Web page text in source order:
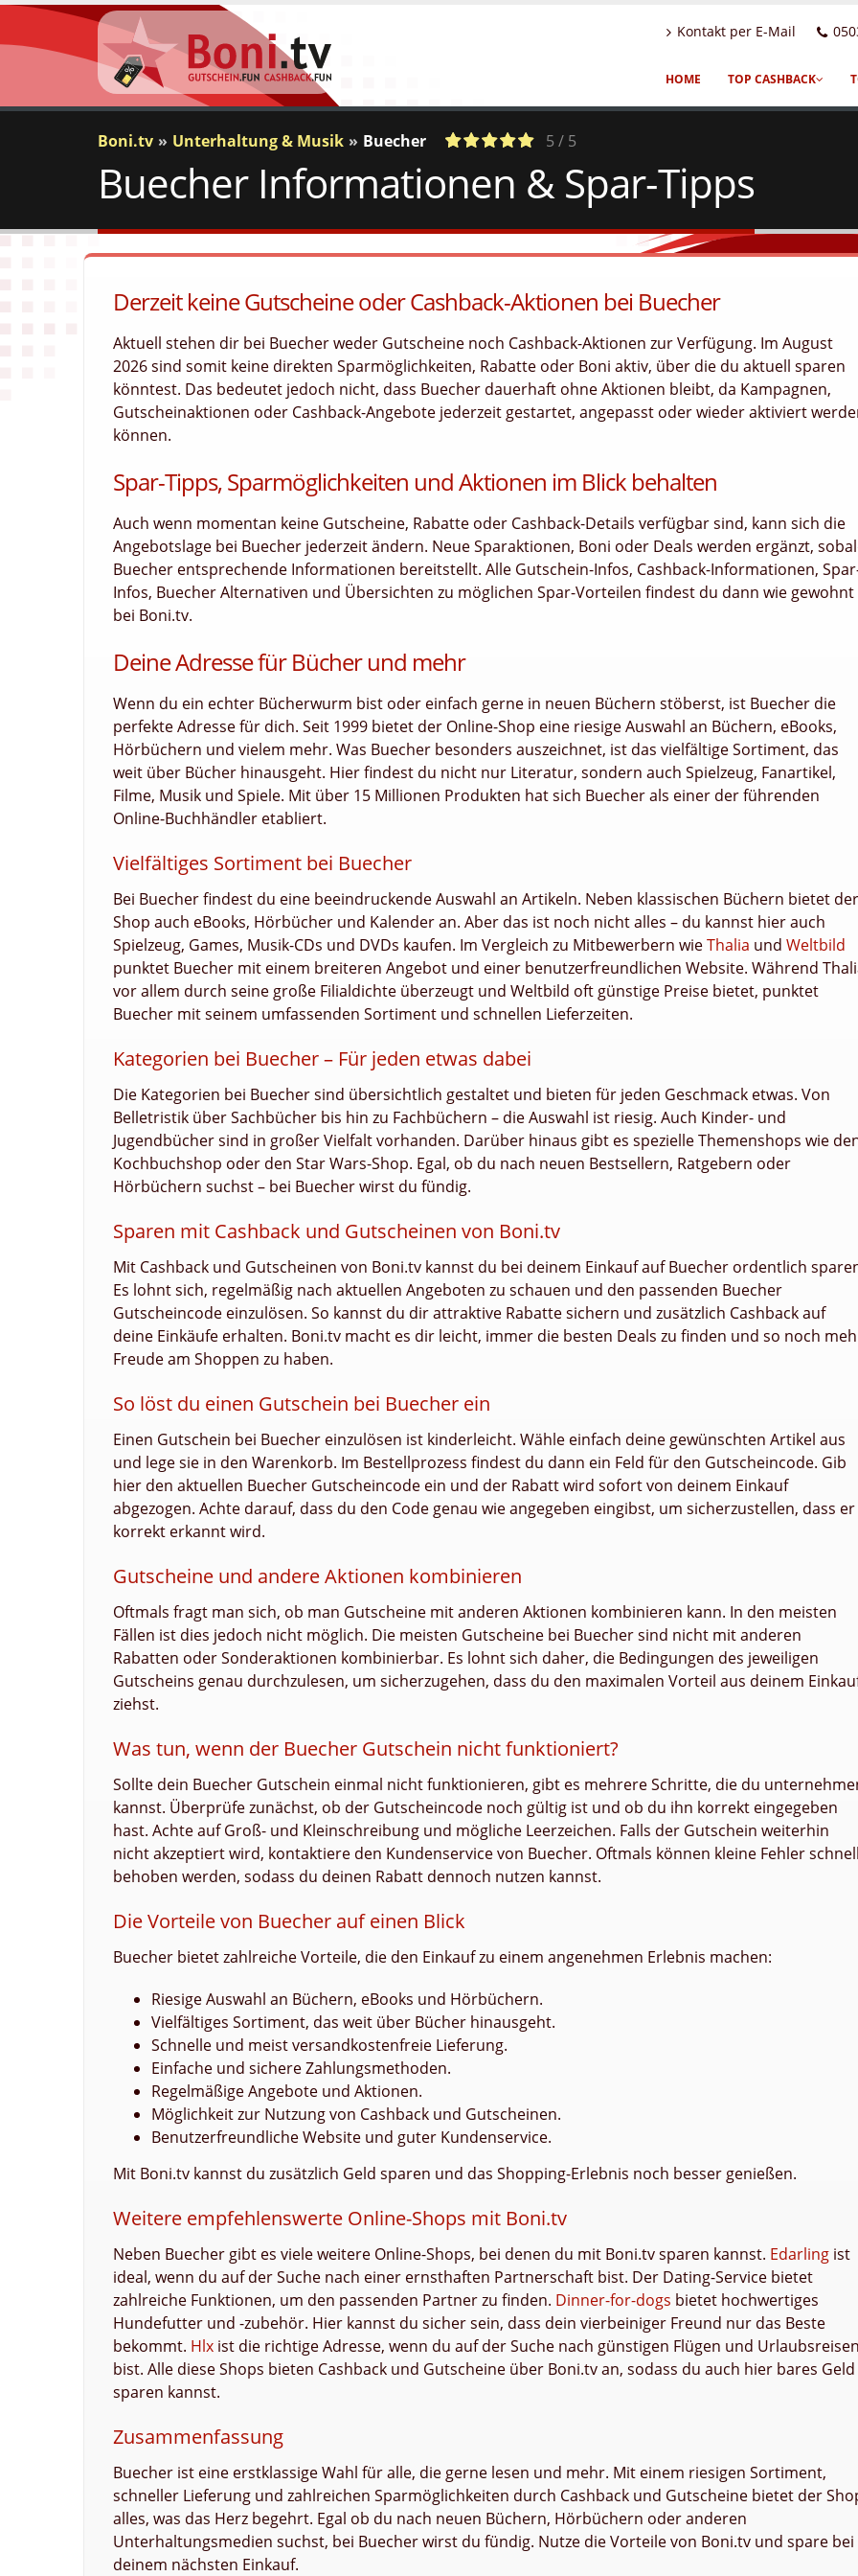
Kontakt per E-Mail
HOME TOP CASHBACK
Boni.tv Unterhaltung & Musik Buecher 5 / 5
Buecher Informationen & Spar-Tipps
Derzeit keine Gutscheine oder Cashback-Aktionen bei Buecher
Aktuell stehen dir bei Buecher weder Gutscheine noch Cashback-Aktionen zur Verfügung. Im August
2026 sind somit keine direkten Sparmöglichkeiten, Rabatte oder Boni aktiv, über die du aktuell sparen
könntest. Das bedeutet jedoch nicht, dass Buecher dauerhaft ohne Aktionen bleibt, da Kampagnen,
Gutscheinaktionen oder Cashback-Angebote jederzeit gestartet, angepasst oder wieder aktiviert
können.
Spar-Tipps, Sparmöglichkeiten und Aktionen im Blick behalten
Auch wenn momentan keine Gutscheine, Rabatte oder Cashback-Details verfügbar sind, kann sich die
Angebotslage bei Buecher jederzeit ändern. Neue Sparaktionen, Boni oder Deals werden ergänzt,
Buecher entsprechende Informationen bereitstellt. Alle Gutschein-Infos, Cashback-Informationen,
Infos, Buecher Alternativen und Übersichten zu möglichen Spar-Vorteilen findest du dann wie gewohnt
bei Boni.tv.
Deine Adresse für Bücher und mehr
Wenn du ein echter Bücherwurm bist oder einfach gerne in neuen Büchern stöberst, ist Buecher die
perfekte Adresse für dich. Seit 1999 bietet der Online-Shop eine riesige Auswahl an Büchern, eBooks,
Hörbüchern und vielem mehr. Was Buecher besonders auszeichnet, ist das vielfältige Sortiment, das
weit über Bücher hinausgeht. Hier findest du nicht nur Literatur, sondern auch Spielzeug, Fanartikel,
Filme, Musik und Spiele. Mit über 15 Millionen Produkten hat sich Buecher als einer der führenden
Online-Buchhändler etabliert.
Vielfältiges Sortiment bei Buecher
Bei Buecher findest du eine beeindruckende Auswahl an Artikeln. Neben klassischen Büchern bietet der
Shop auch eBooks, Hörbücher und Kalender an. Aber das ist noch nicht alles – du kannst hier auch
Spielzeug, Games, Musik-CDs und DVDs kaufen. Im Vergleich zu Mitbewerbern wieThalia und Weltbild
punktet Buecher mit einem breiteren Angebot und einer benutzerfreundlichen Website. Während
vor allem durch seine große Filialdichte überzeugt und Weltbild oft günstige Preise bietet, punktet
Buecher mit seinem umfassenden Sortiment und schnellen Lieferzeiten.
Kategorien bei Buecher – Für jeden etwas dabei
Die Kategorien bei Buecher sind übersichtlich gestaltet und bieten für jeden Geschmack etwas. Von
Belletristik über Sachbücher bis hin zu Fachbüchern – die Auswahl ist riesig. Auch Kinder- und
Jugendbücher sind in großer Vielfalt vorhanden. Darüber hinaus gibt es spezielle Themenshops wie
Kochbuchshop oder den Star Wars-Shop. Egal, ob du nach neuen Bestsellern, Ratgebern oder
Hörbüchern suchst – bei Buecher wirst du fündig.
Sparen mit Cashback und Gutscheinen von Boni.tv
Mit Cashback und Gutscheinen von Boni.tv kannst du bei deinem Einkauf auf Buecher ordentlich
Es lohnt sich, regelmäßig nach aktuellen Angeboten zu schauen und den passenden Buecher
Gutscheincode einzulösen. So kannst du dir attraktive Rabatte sichern und zusätzlich Cashback auf
deine Einkäufe erhalten. Boni.tv macht es dir leicht, immer die besten Deals zu finden und so noch
Freude am Shoppen zu haben.
So löst du einen Gutschein bei Buecher ein
Einen Gutschein bei Buecher einzulösen ist kinderleicht. Wähle einfach deine gewünschten Artikel aus
und lege sie in den Warenkorb. Im Bestellprozess findest du dann ein Feld für den Gutscheincode. Gib
hier den aktuellen Buecher Gutscheincode ein und der Rabatt wird sofort von deinem Einkauf
abgezogen. Achte darauf, dass du den Code genau wie angegeben eingibst, um sicherzustellen, dass er
korrekt erkannt wird.
Gutscheine und andere Aktionen kombinieren
Oftmals fragt man sich, ob man Gutscheine mit anderen Aktionen kombinieren kann. In den meisten
Fällen ist dies jedoch nicht möglich. Die meisten Gutscheine bei Buecher sind nicht mit anderen
Rabatten oder Sonderaktionen kombinierbar. Es lohnt sich daher, die Bedingungen des jeweiligen
Gutscheins genau durchzulesen, um sicherzugehen, dass du den maximalen Vorteil aus deinem
ziehst.
Was tun, wenn der Buecher Gutschein nicht funktioniert?
Sollte dein Buecher Gutschein einmal nicht funktionieren, gibt es mehrere Schritte, die du
kannst. Überprüfe zunächst, ob der Gutscheincode noch gültig ist und ob du ihn korrekt eingegeben
hast. Achte auf Groß- und Kleinschreibung und mögliche Leerzeichen. Falls der Gutschein weiterhin
nicht akzeptiert wird, kontaktiere den Kundenservice von Buecher. Oftmals können kleine Fehler
behoben werden, sodass du deinen Rabatt dennoch nutzen kannst.
Die Vorteile von Buecher auf einen Blick
Buecher bietet zahlreiche Vorteile, die den Einkauf zu einem angenehmen Erlebnis machen:
Riesige Auswahl an Büchern, eBooks und Hörbüchern.
Vielfältiges Sortiment, das weit über Bücher hinausgeht.
Schnelle und meist versandkostenfreie Lieferung.
Einfache und sichere Zahlungsmethoden.
Regelmäßige Angebote und Aktionen.
Möglichkeit zur Nutzung von Cashback und Gutscheinen.
Benutzerfreundliche Website und guter Kundenservice.
Mit Boni.tv kannst du zusätzlich Geld sparen und das Shopping-Erlebnis noch besser genießen.
Weitere empfehlenswerte Online-Shops mit Boni.tv
Neben Buecher gibt es viele weitere Online-Shops, bei denen du mit Boni.tv sparen kannst. Edarling ist
ideal, wenn du auf der Suche nach einer ernsthaften Partnerschaft bist. Der Dating-Service bietet
zahlreiche Funktionen, um den passenden Partner zu finden. Dinner-for-dogs bietet hochwertiges
Hundefutter und -zubehör. Hier kannst du sicher sein, dass dein vierbeiniger Freund nur das Beste
bekommt. Hlx ist die richtige Adresse, wenn du auf der Suche nach günstigen Flügen und
bist. Alle diese Shops bieten Cashback und Gutscheine über Boni.tv an, sodass du auch hier bares Geld
sparen kannst.
Zusammenfassung
Buecher ist eine erstklassige Wahl für alle, die gerne lesen und mehr. Mit einem riesigen Sortiment,
schneller Lieferung und zahlreichen Sparmöglichkeiten durch Cashback und Gutscheine bietet der
alles, was das Herz begehrt. Egal ob du nach neuen Büchern, Hörbüchern oder anderen
Unterhaltungsmedien suchst, bei Buecher wirst du fündig. Nutze die Vorteile von Boni.tv und spare bei
deinem nächsten Einkauf.